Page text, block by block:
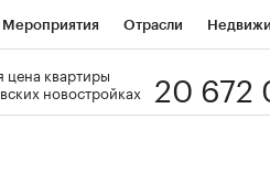
Мероприятия Отрасли
РБК Образование
цена квартиры
новостройках
20 672